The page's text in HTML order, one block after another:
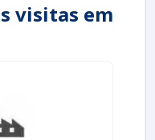
visitas em